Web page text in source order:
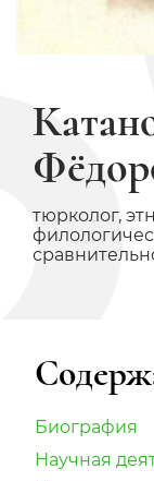
тюрколог,
Биография
Научная